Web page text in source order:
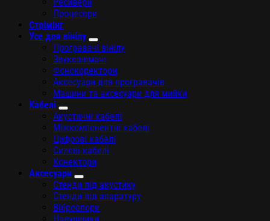
Ресивери
Процесори
Стрімінг
Усе для вінілу
Програвачі вінілу
Звукознімачі
Фонокоректори
Аксесуари для програвачів
Машини та аксесуари для мийки
Кабелі
Акустичні кабелі
Міжкомпонентні кабелі
Цифрові кабелі
Силові кабелі
Конектори
Аксесуари
Стенди під акустику
Стенди під апаратуру
Віброопори